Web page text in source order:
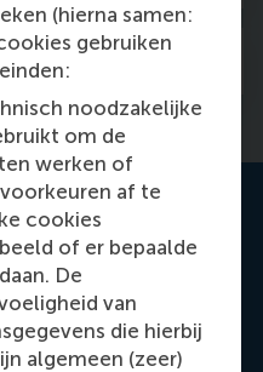
(hierna samen:
gebruiken
noodzakelijke
om de
werken of
af te
cookies
of er bepaalde
De
van
die hierbij
algemeen (zeer)